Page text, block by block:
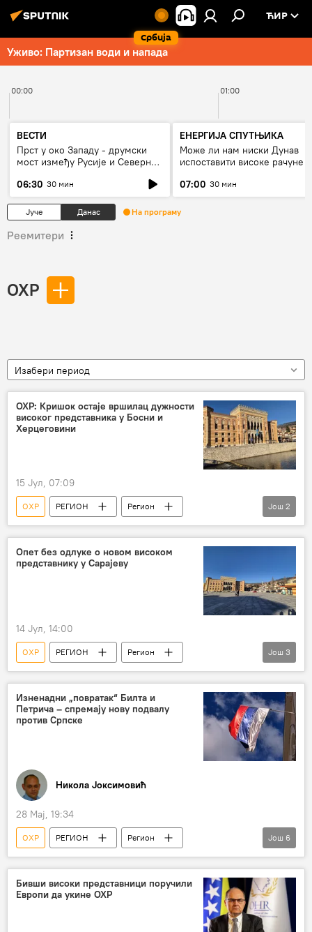
Србија
ЋИР
Уживо: Партизан води и напада
00:00 01:00
ВЕСТИ
Прст у око Западу - друмски
мост између Русије и Северне
06:30 30 мин
ЕНЕРГИЈА СПУТЊИКА
Може ли нам ниски Дунав
испоставити високе рачуне
07:00 30 мин
Јуче Данас На програму
Реемитери
ОХР
Изабери период
ОХР: Кришок остаје вршилац дужности
високог представника у Босни и
Херцеговини
15 Јул, 07:09
ОХР РЕГИОН
Регион
Регион – политика
Босна и Херцеговина (БиХ)
Још 2
Опет без одлуке о новом високом
представнику у Сарајеву
14 Јул, 14:00
ОХР РЕГИОН
Регион
Регион – политика
Босна и Херцеговина (БиХ)
Република Српска (РС)
Још 3
Изненадни „повратак“ Билта и
Петрича – спремају нову подвалу
против Српске
Никола Јоксимовић
28 Мај, 19:34
ОХР РЕГИОН
Регион
Регион – политика
Босна и Херцеговина (БиХ)
Република Српска (РС)
Кристијан Шмит
Анализе и мишљења
Још 6
Бивши високи представници поручили
Европи да укине ОХР